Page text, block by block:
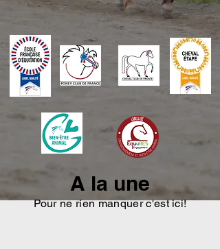
A la une
Pour ne rien manquer c'est ici!